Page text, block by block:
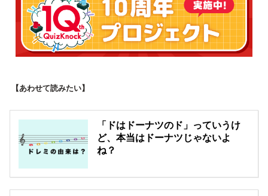
【あわせて読みたい】
「ドはドーナツのド」っていうけ
ど、本当はドーナツじゃないよ
ね？